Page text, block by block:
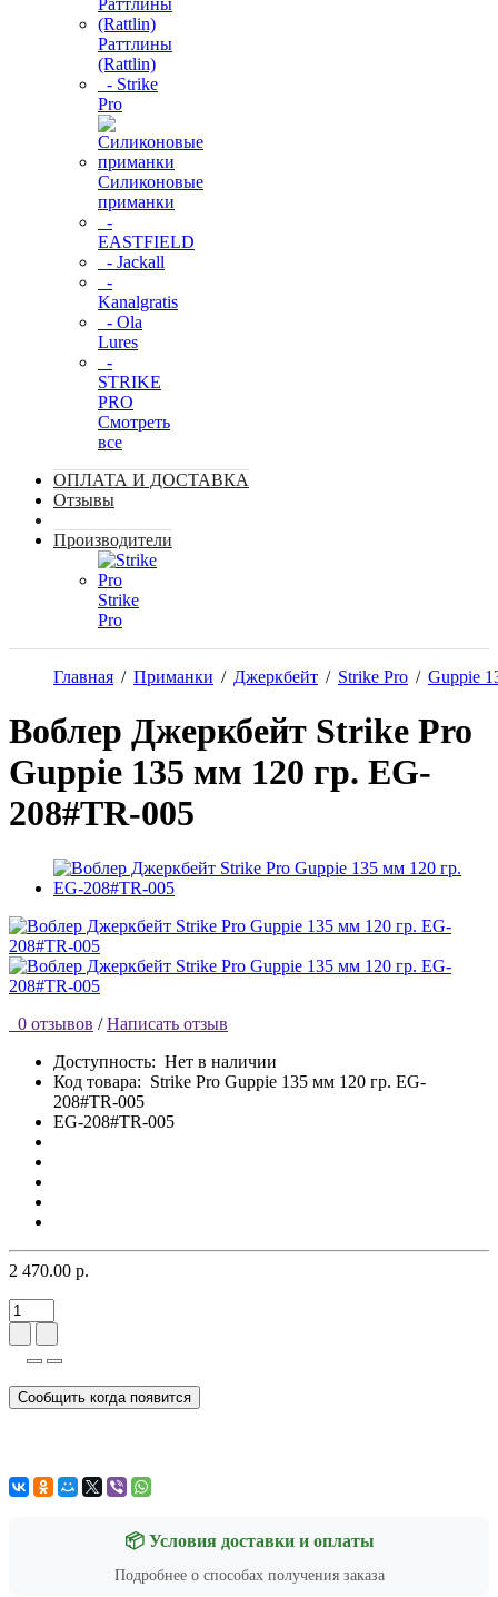
Раттлины
(Rattlin)
- Strike
Pro
Силиконовые
приманки
-
EASTFIELD
- Jackall
-
Kanalgratis
- Ola
Lures
-
STRIKE
PRO
Смотреть
все
ОПЛАТА И ДОСТАВКА
Отзывы
Производители
Strike
Pro
Главная / Приманки / Джеркбейт / Strike Pro / Guppie
Воблер Джеркбейт Strike Pro
Guppie 135 мм 120 гр. EG-
208#TR-005
0 отзывов / Написать отзыв
Доступность: Нет в наличии
Код товара: Strike Pro Guppie 135 мм 120 гр. EG-
208#TR-005
EG-208#TR-005
2 470.00 р.
Сообщить когда появится
📦 Условия доставки и оплаты
Подробнее о способах получения заказа